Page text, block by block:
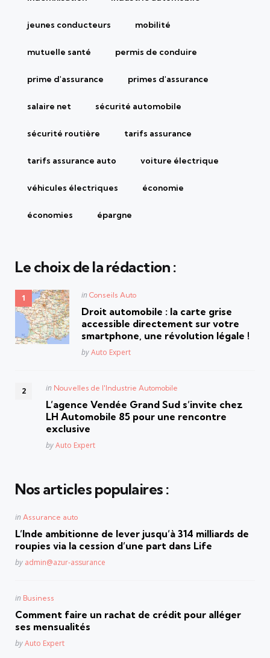
jeunes conducteurs mobilité
mutuelle santé permis de conduire
prime d'assurance primes d'assurance
salaire net sécurité automobile
sécurité routière tarifs assurance
tarifs assurance auto voiture électrique
véhicules électriques économie
économies épargne
Le choix de la rédaction :
Posted
in Conseils Auto
Droit automobile : la carte grise
accessible directement sur votre
smartphone, une révolution légale !
Posted
byAuto Expert
Posted
in Nouvelles de l'Industrie Automobile
L’agence Vendée Grand Sud s’invite chez
LH Automobile 85 pour une rencontre
exclusive
Posted
byAuto Expert
Nos articles populaires :
Posted
in Assurance auto
L’Inde ambitionne de lever jusqu’à 314 milliards de
roupies via la cession d’une part dans Life
Posted
by admin@azur-assurance
Posted
in Business
Comment faire un rachat de crédit pour alléger
ses mensualités
Posted
byAuto Expert